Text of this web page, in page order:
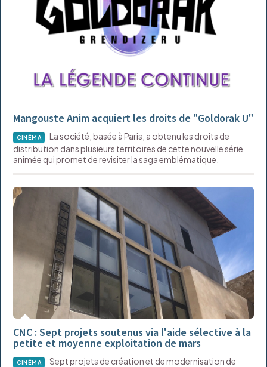
Mangouste Anim acquiert les droits de "Goldorak U"
CINÉMA
La société, basée à Paris, a obtenu les droits de
distribution dans plusieurs territoires de cette nouvelle série
animée qui promet de revisiter la saga emblématique.
CNC : Sept projets soutenus via l'aide sélective à la
petite et moyenne exploitation de mars
CINÉMA
Sept projets de création et de modernisation de